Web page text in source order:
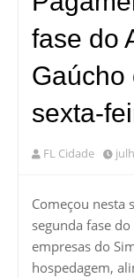
fase do
Gaúcho
sexta-
FL Cidade
Começou nesta
segunda fase
empresas do
hospedagem,